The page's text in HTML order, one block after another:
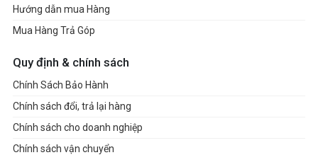
Hướng dẫn mua Hàng
Mua Hàng Trả Góp
Quy định & chính sách
Chính Sách Bảo Hành
Chính sách đổi, trả lại hàng
Chính sách cho doanh nghiệp
Chính sách vận chuyển